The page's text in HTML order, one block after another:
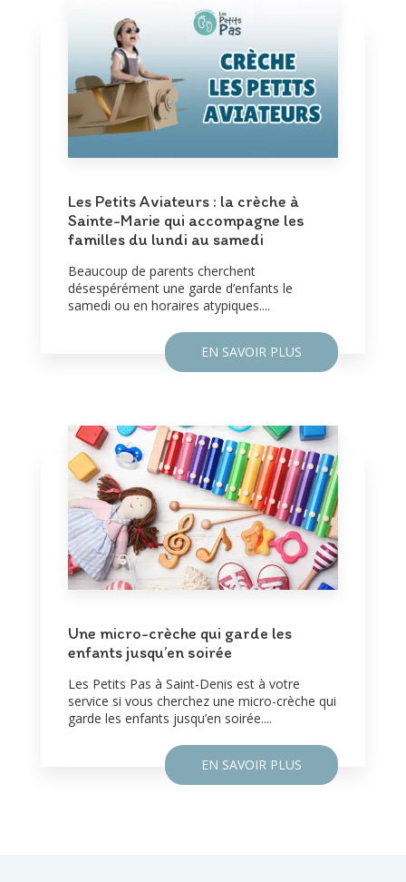
Les Petits Aviateurs : la crèche à
Sainte-Marie qui accompagne les
familles du lundi au samedi
Beaucoup de parents cherchent
désespérément une garde d’enfants le
samedi ou en horaires atypiques....
EN SAVOIR PLUS
Une micro-crèche qui garde les
enfants jusqu’en soirée
Les Petits Pas à Saint-Denis est à votre
service si vous cherchez une micro-crèche qui
garde les enfants jusqu’en soirée....
EN SAVOIR PLUS